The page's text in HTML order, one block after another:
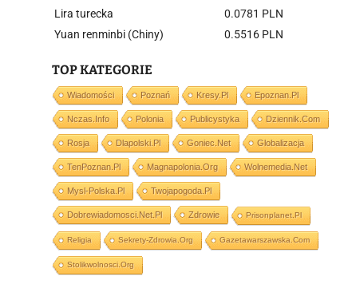
Lira turecka
0.0781 PLN
Yuan renminbi (Chiny)
0.5516 PLN
TOP KATEGORIE
Wiadomości Poznań Kresy.pl Epoznan.pl
Nczas.info Polonia Publicystyka Dziennik.com
Rosja Dlapolski.pl Goniec.net Globalizacja
TenPoznan.pl Magnapolonia.org Wolnemedia.net
Mysl-Polska.pl Twojapogoda.pl
Dobrewiadomosci.net.pl Zdrowie Prisonplanet.pl
Religia Sekrety-Zdrowia.org Gazetawarszawska.com
Stolikwolnosci.org